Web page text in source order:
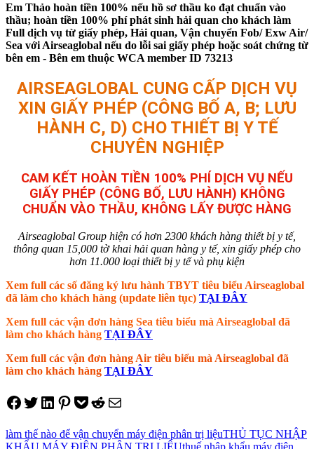
Em Thảo hoàn tiền 100% nếu hồ sơ thầu ko đạt chuẩn vào
thầu; hoàn tiền 100% phí phát sinh hải quan cho khách làm
Full dịch vụ từ giấy phép, Hải quan, Vận chuyển Fob/ Exw Air/
Sea với Airseaglobal nếu do lỗi sai giấy phép hoặc soát chứng từ
bên em - Bên em thuộc WCA member ID 73213
AIRSEAGLOBAL CUNG CẤP DỊCH VỤ
XIN GIẤY PHÉP (CÔNG BỐ A, B; LƯU
HÀNH C, D) CHO THIẾT BỊ Y TẾ
CHUYÊN NGHIỆP
CAM KẾT HOÀN TIỀN 100% PHÍ DỊCH VỤ NẾU
GIẤY PHÉP (CÔNG BỐ, LƯU HÀNH) KHÔNG
CHUẨN VÀO THẦU, KHÔNG LẤY ĐƯỢC HÀNG
Airseaglobal Group hiện có hơn 2300 khách hàng thiết bị y tế,
thông quan 15,000 tờ khai hải quan hàng y tế, xin giấy phép cho
hơn 11.000 loại thiết bị y tế và phụ kiện
Xem full các số đăng ký lưu hành TBYT tiêu biểu Airseaglobal
đã làm cho khách hàng (update liên tục) TẠI ĐÂY
Xem full các vận đơn hàng Sea tiêu biểu mà Airseaglobal đã
làm cho khách hàng TẠI ĐÂY
Xem full các vận đơn hàng Air tiêu biểu mà Airseaglobal đã
làm cho khách hàng TẠI ĐÂY
Share on Facebook
Tweet on Twitter
Share on LinkedIn
Pin on Pinterest
Save to pocket
Share on Reddit
Share via Email
làm thế nào để vận chuyển máy điện phân trị liệuTHỦ TỤC NHẬP